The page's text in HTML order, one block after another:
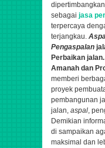
sebagai jasa
terpercaya
terjangkau.
Pengaspalan
Perbaikan jalan.
Amanah dan
memberi
proyek
pembangunan
jalan, aspal,
Demikian
di sampaikan
maksimal dan